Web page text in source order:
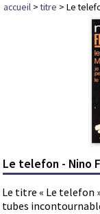
accueil >titre > Le
Le telefon - Nino
Le titre « Le telefon
tubes